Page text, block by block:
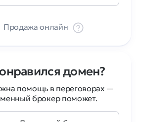
Продажа онлайн
домен?
помощь в переговорах —
брокер поможет.